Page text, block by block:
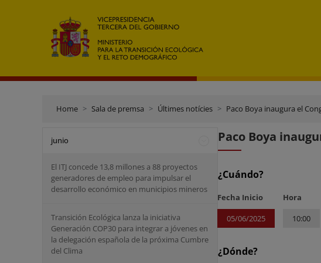
Home Sala de premsa Últimes notícies Paco Boya inaugura el
junio
El ITJ concede 13,8 millones a 88 proyectos
generadores de empleo para impulsar el
desarrollo económico en municipios mineros
Transición Ecológica lanza la iniciativa
Generación COP30 para integrar a jóvenes en
la delegación española de la próxima Cumbre
del Clima
Paco Boya
¿Cuándo?
Fecha Inicio
05/06/2025
Hora
10:00
¿Dónde?